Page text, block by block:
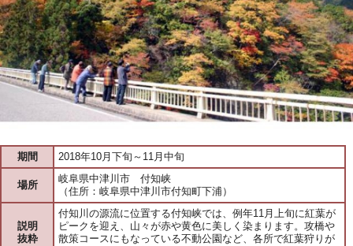
期間 2018年10月下旬～11月中旬
場所
岐阜県中津川市 付知峡
（住所：岐阜県中津川市付知町下浦）
説明
抜粋
付知川の源流に位置する付知峡では、例年11月上旬に紅葉が
ピークを迎え、山々が赤や黄色に美しく染まります。攻橋や
散策コースにもなっている不動公園など、各所で紅葉狩りが